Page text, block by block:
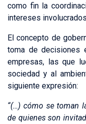
como fin la
intereses
El concepto de
toma de decisiones
empresas, las que
sociedad y al
siguiente expresión:
“(…) cómo se toman
de quienes son